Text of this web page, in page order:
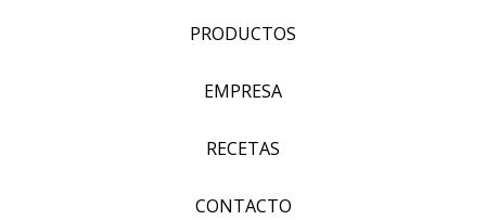
PRODUCTOS
EMPRESA
RECETAS
CONTACTO